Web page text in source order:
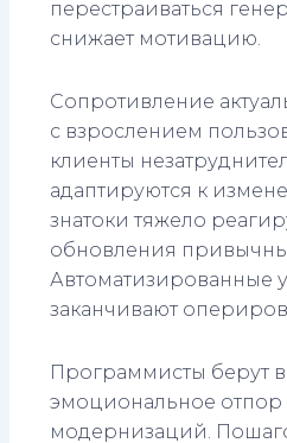
перестраиваться
снижает мотивацию.
Сопротивление
с взрослением
клиенты
адаптируются к
знатоки тяжело
обновления
Автоматизированные
заканчивают
Программисты берут в
эмоциональное
модернизаций.